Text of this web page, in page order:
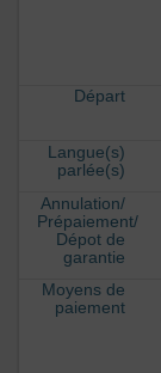
Départ
Langue(s)
parlée(s)
Annulation/
Prépaiement/
Dépot de
garantie
Moyens de
paiement